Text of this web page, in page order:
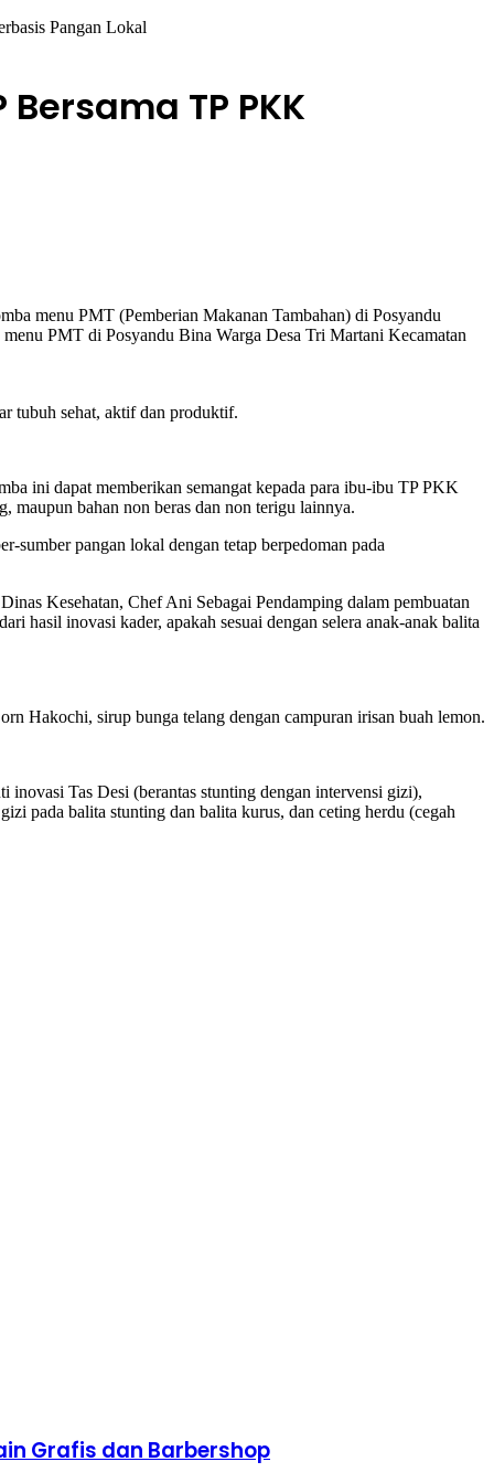
Pangan Lokal
TP PKK
menu PMT (Pemberian Makanan Tambahan) di Posyandu
PMT di Posyandu Bina Warga Desa Tri Martani Kecamatan
tubuh sehat, aktif dan produktif.
ini dapat memberikan semangat kepada para ibu-ibu TP PKK
maupun bahan non beras dan non terigu lainnya.
sumber pangan lokal dengan tetap berpedoman pada
Kesehatan, Chef Ani Sebagai Pendamping dalam pembuatan
hasil inovasi kader, apakah sesuai dengan selera anak-anak balita
Hakochi, sirup bunga telang dengan campuran irisan buah lemon.
Tas Desi (berantas stunting dengan intervensi gizi),
pada balita stunting dan balita kurus, dan ceting herdu (cegah
Grafis dan Barbershop